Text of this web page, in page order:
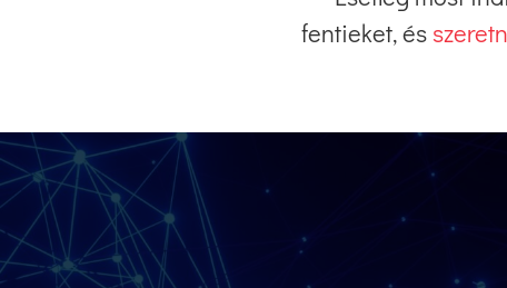
fentieket, és